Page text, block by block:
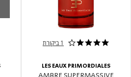
4.0 star rating 1 ביקורת
LES EAUX PRIMORDIALES
AMBRE SUPERMASSIVE